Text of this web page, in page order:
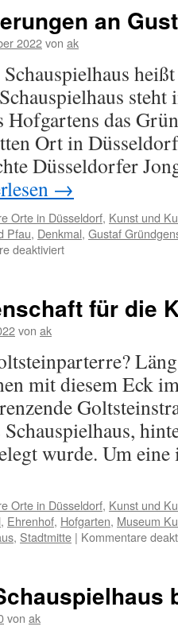
das
Schauspielhaus
an
2022von ak
Hofgartens das
Ort in
Düsseldorfer
→
Orte in Düsseldorf, Kunst und
Pfau, Denkmal, Gustaf
deaktiviertfür
Gustaffür die
von ak
mit diesem Eck
wurde. Um
Orte in Düsseldorf, Kunst und
, Ehrenhof, Hofgarten, Museum
, Stadtmitte | Kommentare
von ak